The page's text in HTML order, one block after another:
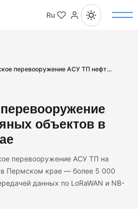
Ru
Техническое перевооружение АСУ ТП нефтяных объектов в Пермском крае
объектов в
перевооружение АСУ ТП на
в Пермском крае — более 5 000
данных по LoRaWAN и NB-